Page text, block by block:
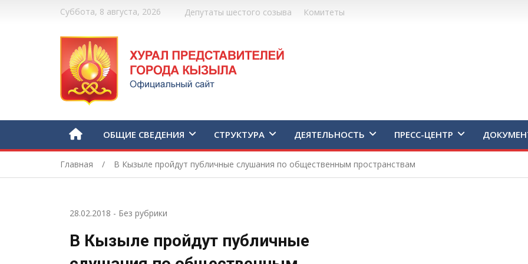
Суббота, 8 августа, 2026 Депутаты шестого созыва Комитеты
ОБЩИЕ СВЕДЕНИЯ СТРУКТУРА ДЕЯТЕЛЬНОСТЬ ПРЕСС-ЦЕНТР
Главная В Кызыле пройдут публичные слушания по общественным пространствам
28.02.2018 - Без рубрики
В Кызыле пройдут публичные